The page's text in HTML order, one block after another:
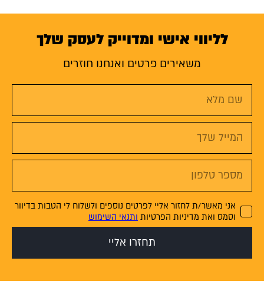
לליווי אישי ומדוייק לעסק שלך
משאירים פרטים ואנחנו חוזרים
אני מאשר/ת לחזור אליי לפרטים נוספים ולשלוח לי הטבות בדיוור
וסמס ואת מדיניות הפרטיות ותנאי השימוש
תחזרו אליי